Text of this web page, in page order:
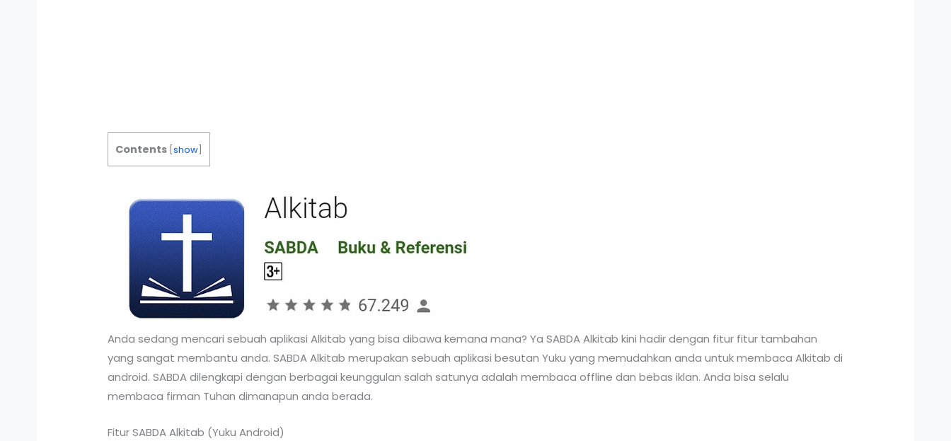
Contents [show
Anda sedang mencari sebuah aplikasi Alkitab yang bisa dibawa kemana mana? Ya SABDA Alkitab kini hadir dengan fitur fitur tambahan
yang sangat membantu anda. SABDA Alkitab merupakan sebuah aplikasi besutan Yuku yang memudahkan anda untuk membaca Alkitab di
android. SABDA dilengkapi dengan berbagai keunggulan salah satunya adalah membaca offline dan bebas iklan. Anda bisa selalu
membaca firman Tuhan dimanapun anda berada.
Fitur SABDA Alkitab (Yuku Android)